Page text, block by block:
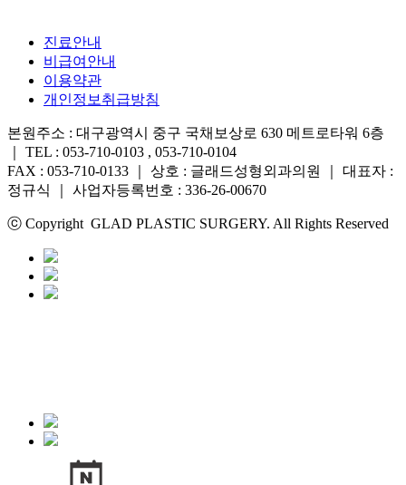
진료안내
비급여안내
이용약관
개인정보취급방침
본원주소 : 대구광역시 중구 국채보상로 630 메트로타워 6층
｜ TEL : 053-710-0103 , 053-710-0104
FAX : 053-710-0133 ｜ 상호 : 글래드성형외과의원 ｜ 대표자 :
정규식 ｜ 사업자등록번호 : 336-26-00670
ⓒ Copyright GLAD PLASTIC SURGERY. All Rights Reserved